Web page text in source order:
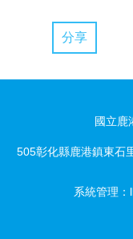
分享
國立鹿
505彰化縣鹿港鎮東石
系統管理：